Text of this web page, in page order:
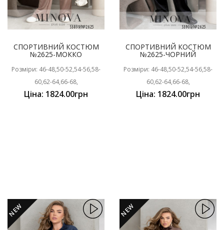
СПОРТИВНИЙ КОСТЮМ
№2625-МОККО
Розміри: 46-48,50-52,54-56,58-
60,62-64,66-68,
Ціна: 1824.00грн
СПОРТИВНИЙ КОСТЮМ
№2625-ЧОРНИЙ
Розміри: 46-48,50-52,54-56,58-
60,62-64,66-68,
Ціна: 1824.00грн
NEW NEW